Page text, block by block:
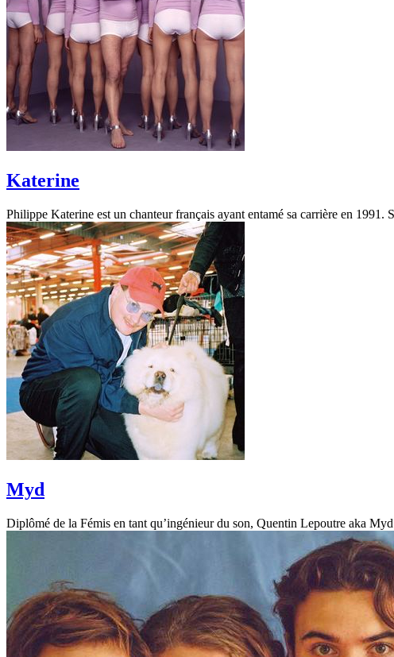
Katerine
Philippe Katerine est un chanteur français ayant entamé sa carrière en
Myd
Diplômé de la Fémis en tant qu’ingénieur du son, Quentin Lepoutre aka